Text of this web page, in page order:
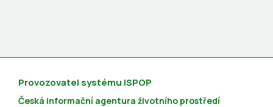
Provozovatel systému ISPOP
Česká informační agentura životního prostředí